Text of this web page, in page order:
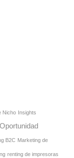
Nicho Insights
B2C Marketing de
renting de impresoras